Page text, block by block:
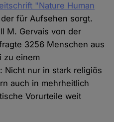
"Nature Human
für Aufsehen sorgt.
M. Gervais von der
3256 Menschen aus
zu einem
Nicht nur in stark religiös
auch in mehrheitlich
Vorurteile weit